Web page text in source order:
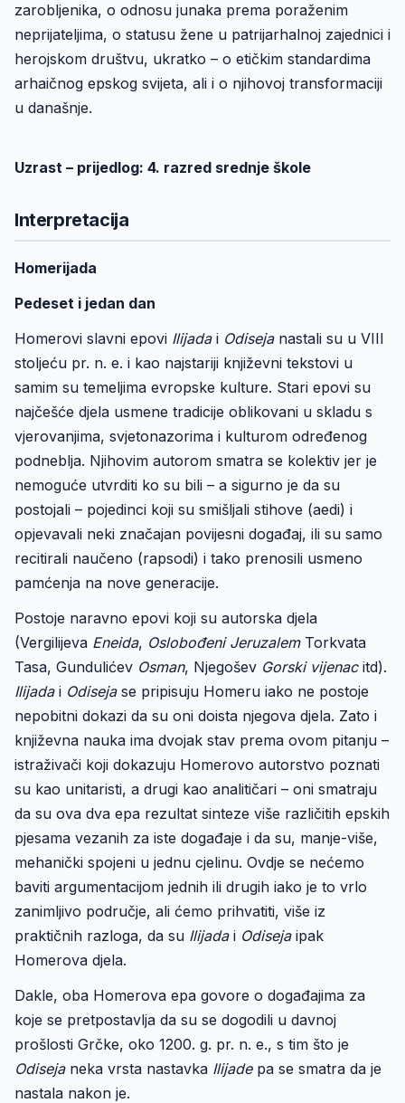
zarobljenika, o odnosu junaka prema poraženim
neprijateljima, o statusu žene u patrijarhalnoj zajednici i
herojskom društvu, ukratko – o etičkim standardima
arhaičnog epskog svijeta, ali i o njihovoj transformaciji
u današnje.
Uzrast – prijedlog: 4. razred srednje škole
Interpretacija
Homerijada
Pedeset i jedan dan
Homerovi slavni epovi Ilijadai Odisejanastali su u VIII
stoljeću pr. n. e. i kao najstariji književni tekstovi u
samim su temeljima evropske kulture. Stari epovi su
najčešće djela usmene tradicije oblikovani u skladu s
vjerovanjima, svjetonazorima i kulturom određenog
podneblja. Njihovim autorom smatra se kolektiv jer je
nemoguće utvrditi ko su bili – a sigurno je da su
postojali – pojedinci koji su smišljali stihove (aedi) i
opjevavali neki značajan povijesni događaj, ili su samo
recitirali naučeno (rapsodi) i tako prenosili usmeno
pamćenja na nove generacije.
Postoje naravno epovi koji su autorska djela
(Vergilijeva Eneida, Oslobođeni JeruzalemTorkvata
Tasa, Gundulićev Osman, Njegošev Gorski vijenacitd).
Ilijadai Odisejase pripisuju Homeru iako ne postoje
nepobitni dokazi da su oni doista njegova djela. Zato i
književna nauka ima dvojak stav prema ovom pitanju –
istraživači koji dokazuju Homerovo autorstvo poznati
su kao unitaristi, a drugi kao analitičari – oni smatraju
da su ova dva epa rezultat sinteze više različitih epskih
pjesama vezanih za iste događaje i da su, manje-više,
mehanički spojeni u jednu cjelinu. Ovdje se nećemo
baviti argumentacijom jednih ili drugih iako je to vrlo
zanimljivo područje, ali ćemo prihvatiti, više iz
praktičnih razloga, da su Ilijadai Odisejaipak
Homerova djela.
Dakle, oba Homerova epa govore o događajima za
koje se pretpostavlja da su se dogodili u davnoj
prošlosti Grčke, oko 1200. g. pr. n. e., s tim što je
Odisejaneka vrsta nastavka Ilijadepa se smatra da je
nastala nakon je.